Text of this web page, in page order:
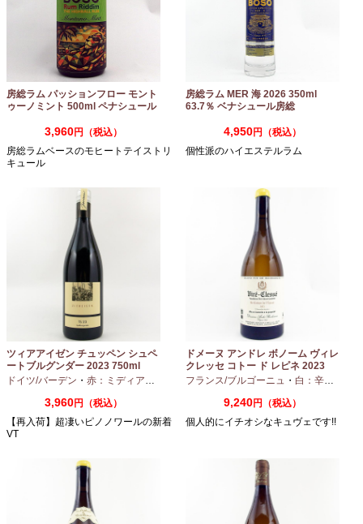
房総ラム パッションフロー モント
ゥーノミント 500ml ペナシュール
3,960円（税込）
房総ラムベースのモヒートテイストリ
キュール
房総ラム MER 海 2026 350ml
63.7％ ベナシュール房総
4,950円（税込）
個性派のハイエステルラム
ツィアアイゼン チュッペン シュペ
ートブルグンダー 2023 750ml
ドイツ/バーデン ・ 赤：ミディアムボディ ・ピノノワール
3,960円（税込）
【再入荷】超凄いピノノワールの新着
VT
ドメーヌ アンドレ ボノーム ヴィレ
クレッセ コトー ド レピネ 2023
750ml
フランス/ブルゴーニュ ・ 白：辛口
9,240円（税込）
個人的にイチオシなキュヴェです!!